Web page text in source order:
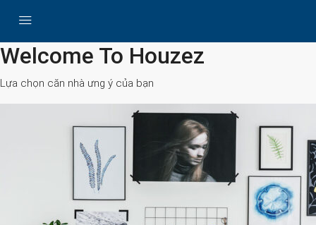
Search
Welcome To Houzez
Lựa chọn căn nhà ưng ý của bạn